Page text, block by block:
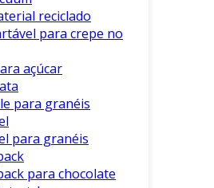
propriedades e
flexibilidade aos
de Papel
de papel tem
setores. Ela é
reciclado
para crepe no
açúcar
para granéis
para granéis
para chocolate